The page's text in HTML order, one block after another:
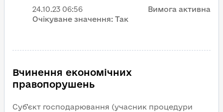
24.10.23 06:56
Вимога активна
Очікуване значення: Так
Вчинення економічних
правопорушень
Суб’єкт господарювання (учасник процедури